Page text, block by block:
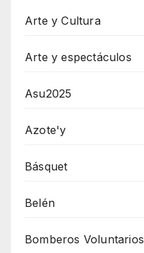
Arte y Cultura
Arte y espectáculos
Asu2025
Azote'y
Básquet
Belén
Bomberos Voluntarios